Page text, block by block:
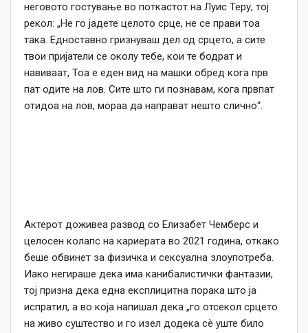
неговото гостување во поткастот на Луис Теру, тој
рекол: „Не го јадете целото срце, не се прави тоа
така. Едноставно гризнуваш дел од срцето, а сите
твои пријатели се околу тебе, кои те бодрат и
навиваат, Тоа е еден вид на машки обред кога прв
пат одите на лов. Сите што ги познавам, кога првпат
отидоа на лов, мораа да направат нешто слично“.
Актерот доживеа развод со Елизабет Чемберс и
целосен колапс на кариерата во 2021 година, откако
беше обвинет за физичка и сексуална злоупотреба.
Иако негираше дека има канибалистички фантазии,
тој призна дека една експлицитна порака што ја
испратил, а во која напишал дека „го отсекол срцето
на живо суштество и го изел додека сè уште било